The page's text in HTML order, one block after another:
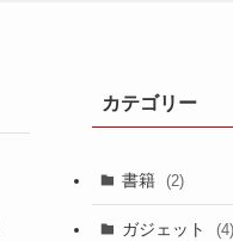
カテゴリー
書籍 (2)
ガジェット (4)